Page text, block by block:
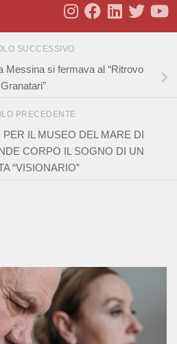
SUCCESSIVO
Messina si fermava al “Ritrovo
Granatari”
PRECEDENTE
IL MUSEO DEL MARE DI
CORPO IL SOGNO DI UN
“VISIONARIO”